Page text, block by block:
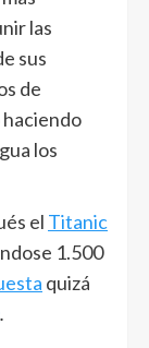
las
sus
de
los
el Titanic
1.500
quizá
.